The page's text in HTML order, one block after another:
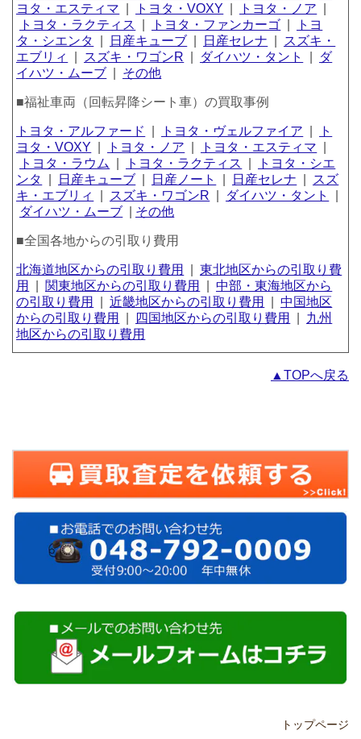
ヨタ・エスティマ
トヨタ・VOXY トヨタ・ノア
トヨタ・ラクティス
トヨタ・ファンカーゴ
トヨ
タ・シエンタ
日産キューブ 日産セレナ
スズキ・
エブリィ
スズキ・ワゴンR ダイハツ・タント
ダ
イハツ・ムーブ
その他
■福祉車両（回転昇降シート車）の買取事例
トヨタ・アルファード トヨタ・ヴェルファイア
ト
ヨタ・VOXY
トヨタ・ノア トヨタ・エスティマ
トヨタ・ラウム
トヨタ・ラクティス
トヨタ・シエ
ンタ
日産キューブ 日産ノート 日産セレナ
スズ
キ・エブリィ
スズキ・ワゴンR ダイハツ・タント
ダイハツ・ムーブ
その他
■全国各地からの引取り費用
北海道地区からの引取り費用 |東北地区からの引取り費
用
関東地区からの引取り費用 |中部・東海地区から
の引取り費用
|近畿地区からの引取り費用 |中国地区
からの引取り費用
四国地区からの引取り費用
九州
地区からの引取り費用
▲TOPへ戻る
トップページ